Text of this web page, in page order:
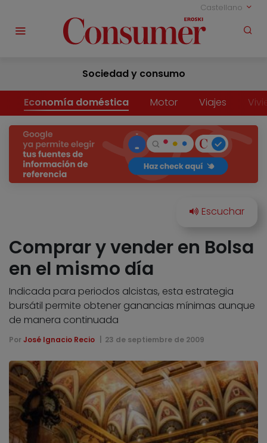
Castellano
Sociedad y consumo
Economía doméstica Motor Viajes
Comprar y vender en Bolsa
en el mismo día
Indicada para periodos alcistas, esta estrategia
bursátil permite obtener ganancias mínimas aunque
de manera continuada
Por José Ignacio Recio 23 de septiembre de 2009